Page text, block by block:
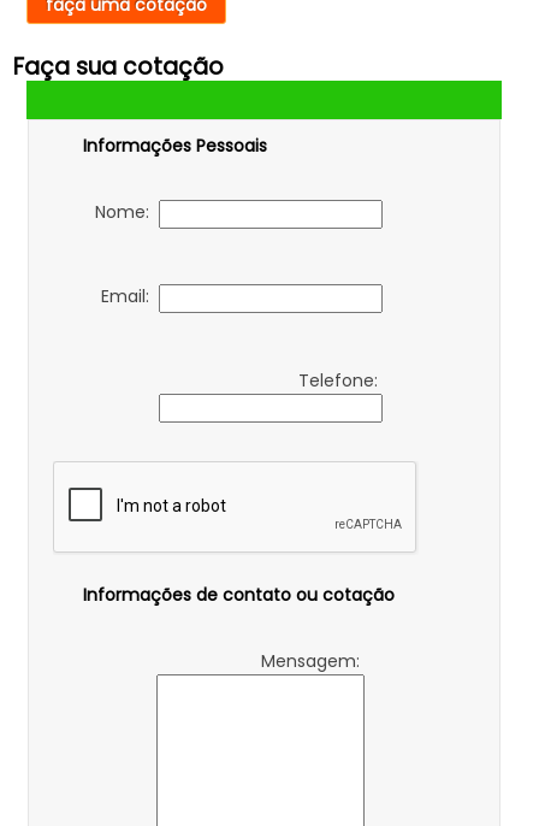
faça uma cotação
Faça sua cotação
Informações Pessoais
Nome:
Email:
Telefone:
Informações de contato ou cotação
Mensagem: